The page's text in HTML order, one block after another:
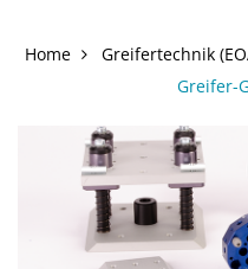
Home Greifertechnik
Greifer-